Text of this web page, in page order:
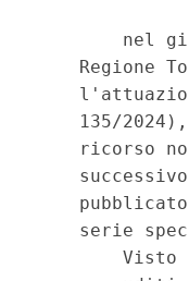
ai livelli
del
del
al
il
della